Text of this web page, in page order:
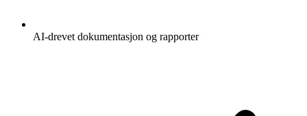
AI-drevet dokumentasjon og rapporter